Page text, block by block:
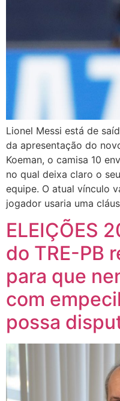
Lionel Messi está de
da apresentação do
Koeman, o camisa 10
no qual deixa claro o
equipe. O atual vínculo
jogador usaria uma
ELEIÇÕES
do TRE-PB
para que
com
possa